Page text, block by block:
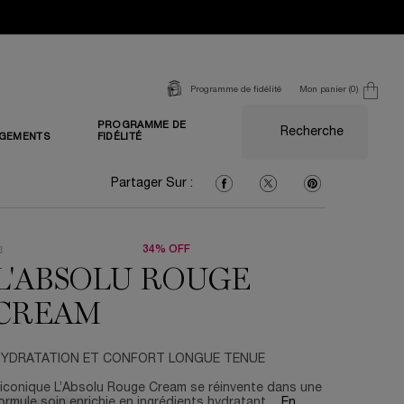
Programme de fidélité
Mon panier 0
0 produit
PROGRAMME DE
FIDÉLITÉ
Recherche
Partager Sur : Partager Sur : Facebook
Partager Sur : Twitter
Partager Sur :
34% OFF
ROUGE
ET CONFORT LONGUE TENUE
L’Absolu Rouge Cream se réinvente dans une